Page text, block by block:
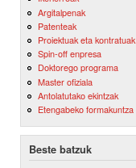
Argitalpenak
Patenteak
Proiektuak eta kontratuak
Spin-off enpresa
Doktorego programa
Master ofiziala
Antolatutako ekintzak
Etengabeko formakuntza
Beste batzuk